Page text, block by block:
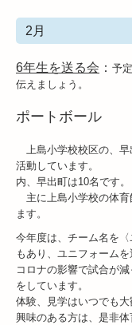
2月
6年生を送る会 ： 予
伝えましょう。
ポートボール
上島小学校校区の、早
活動しています。
内、早出町は10名です。
主に上島小学校の体育
ます。
今年度は、チーム名を
もあり、ユニフォームを
コロナの影響で試合が
をしています。
体験、見学はいつでも大
興味のある方は、是非体